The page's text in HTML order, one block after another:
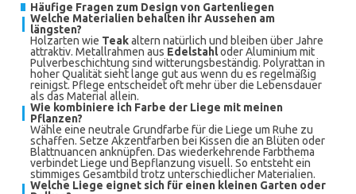
Häufige Fragen zum Design von Gartenliegen
Welche Materialien behalten ihr Aussehen am
längsten?
Holzarten wie Teakaltern natürlich und bleiben über Jahre
attraktiv. Metallrahmen aus Edelstahloder Aluminium mit
Pulverbeschichtung sind witterungsbeständig. Polyrattan in
hoher Qualität sieht lange gut aus wenn du es regelmäßig
reinigst. Pflege entscheidet oft mehr über die Lebensdauer
als das Material allein.
Wie kombiniere ich Farbe der Liege mit meinen
Pflanzen?
Wähle eine neutrale Grundfarbe für die Liege um Ruhe zu
schaffen. Setze Akzentfarben bei Kissen die an Blüten oder
Blattnuancen anknüpfen. Das wiederkehrende Farbthema
verbindet Liege und Bepflanzung visuell. So entsteht ein
stimmiges Gesamtbild trotz unterschiedlicher Materialien.
Welche Liege eignet sich für einen kleinen Garten oder